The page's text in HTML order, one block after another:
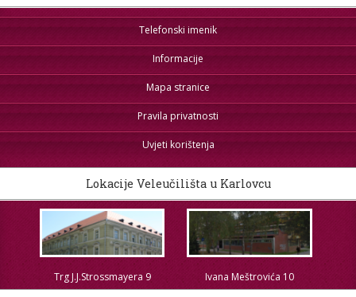
Telefonski imenik
Informacije
Mapa stranice
Pravila privatnosti
Uvjeti korištenja
Lokacije Veleučilišta u Karlovcu
Trg J.J.Strossmayera 9 Ivana Meštrovića 10